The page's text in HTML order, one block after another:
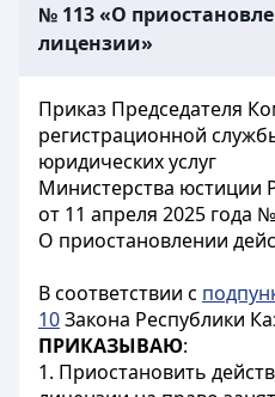
№ 113 «О
лицензии»
Приказ Председателя
регистрационной
юридических услуг
Министерства юстиции
от 11 апреля 2025 года
О приостановлении
В соответствии с
10Закона Республики
ПРИКАЗЫВАЮ:
1. Приостановить